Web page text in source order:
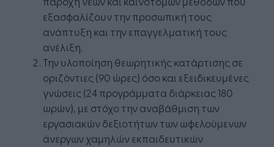
εξασφαλίζουν την προσωπική τους
ανάπτυξη και την επαγγελματική τους
ανέλιξη.
Την υλοποίηση θεωρητικής κατάρτισης σε
οριζόντιες (90 ώρες) όσο και εξειδικευμένες
γνώσεις (24 προγράμματα διάρκειας 180
ωρών), με στόχο την αναβάθμιση των
εργασιακών δεξιοτήτων των ωφελούμενων
άνεργων χαμηλών εκπαιδευτικών